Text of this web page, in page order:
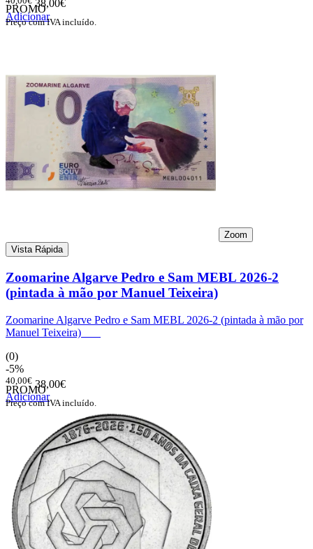
38,00€
Adicionar
PROMO
Preço com IVA incluído.
Zoom
Vista Rápida
Zoomarine Algarve Pedro e Sam MEBL 2026-2
(pintada à mão por Manuel Teixeira)
Zoomarine Algarve Pedro e Sam MEBL 2026-2 (pintada à mão por
Manuel Teixeira)
(0)
-5%
40,00€ 38,00€
Adicionar
PROMO
Preço com IVA incluído.